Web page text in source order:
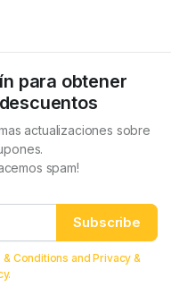
para obtener
actualizaciones sobre
spam!
Subscribe
& Conditions and Privacy &